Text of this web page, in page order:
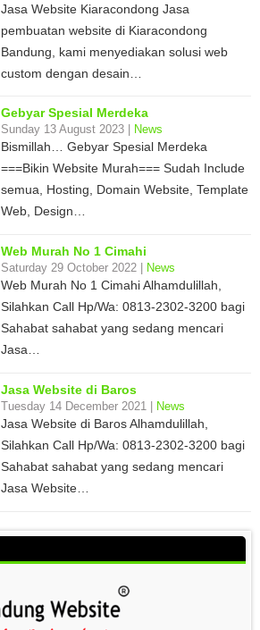
Jasa Website Kiaracondong Jasa
pembuatan website di Kiaracondong
Bandung, kami menyediakan solusi web
custom dengan desain…
Gebyar Spesial Merdeka
Sunday 13 August 2023 | News
Bismillah… Gebyar Spesial Merdeka
===Bikin Website Murah=== Sudah Include
semua, Hosting, Domain Website, Template
Web, Design…
Web Murah No 1 Cimahi
Saturday 29 October 2022 | News
Web Murah No 1 Cimahi Alhamdulillah,
Silahkan Call Hp/Wa: 0813-2302-3200 bagi
Sahabat sahabat yang sedang mencari
Jasa…
Jasa Website di Baros
Tuesday 14 December 2021 | News
Jasa Website di Baros Alhamdulillah,
Silahkan Call Hp/Wa: 0813-2302-3200 bagi
Sahabat sahabat yang sedang mencari
Jasa Website…